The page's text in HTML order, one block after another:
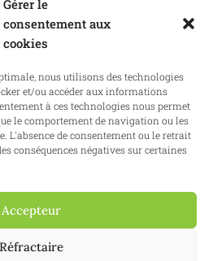
Gérer le
consentement aux
cookies
nous utilisons des technologies
et/ou accéder aux informations
à ces technologies nous permet
le comportement de navigation ou les
L'absence de consentement ou le retrait
conséquences négatives sur certaines
Accepteur
Réfractaire
à jour mensuelles sur le
Belgique et à l'étranger.
Conditions générales d'utilisation